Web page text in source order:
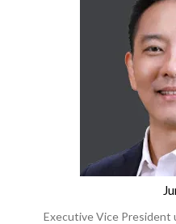
Executive Vice President